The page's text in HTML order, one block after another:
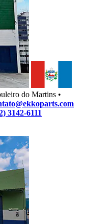
do Martins •
3142-6111